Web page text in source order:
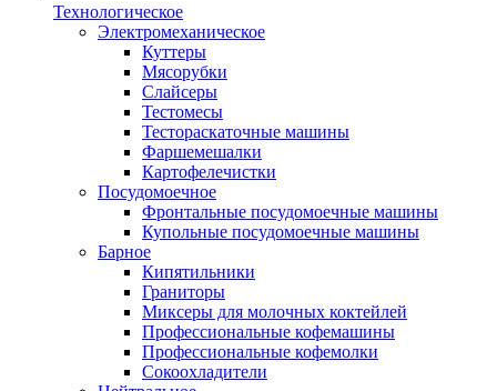
Технологическое
Электромеханическое
Куттеры
Мясорубки
Слайсеры
Тестомесы
Тестораскаточные машины
Фаршемешалки
Картофелечистки
Посудомоечное
Фронтальные посудомоечные машины
Купольные посудомоечные машины
Барное
Кипятильники
Граниторы
Миксеры для молочных коктейлей
Профессиональные кофемашины
Профессиональные кофемолки
Сокоохладители